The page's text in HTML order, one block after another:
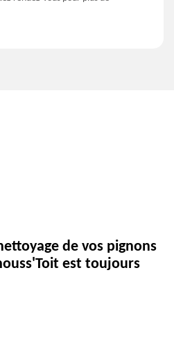
de vos pignons
est toujours